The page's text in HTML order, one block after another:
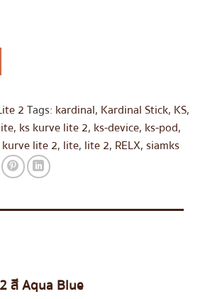
2Tags: kardinal, Kardinal Stick, KS,
, ks kurve lite 2, ks-device, ks-pod,
kurve lite 2, lite, lite 2, RELX,siamks
สี Aqua Blue